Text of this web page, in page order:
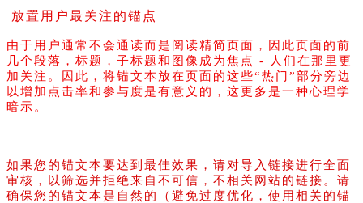
放置用户最关注的锚点
由于用户通常不会通读而是阅读精简页面，因此页面的前
几个段落，标题，子标题和图像成为焦点 - 人们在那里更
加关注。因此，将锚文本放在页面的这些“热门”部分旁边
以增加点击率和参与度是有意义的，这更多是一种心理学
暗示。
如果您的锚文本要达到最佳效果，请对导入链接进行全面
审核，以筛选并拒绝来自不可信，不相关网站的链接。请
确保您的锚文本是自然的（避免过度优化，使用相关的锚